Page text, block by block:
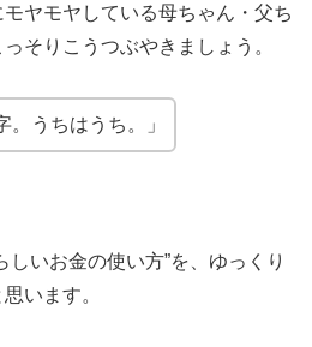
ヤモヤしている母ちゃん・父ち
そりこうつぶやきましょう。
。うちはうち。」
しいお金の使い方”を、ゆっくり
います。